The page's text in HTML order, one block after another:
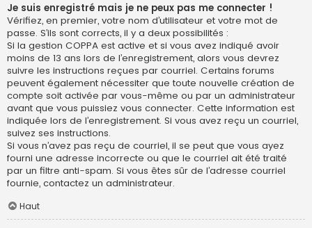
Je suis enregistré mais je ne peux pas me connecter !
Vérifiez, en premier, votre nom d’utilisateur et votre mot de
passe. S’ils sont corrects, il y a deux possibilités :
Si la gestion COPPA est active et si vous avez indiqué avoir
moins de 13 ans lors de l’enregistrement, alors vous devrez
suivre les instructions reçues par courriel. Certains forums
peuvent également nécessiter que toute nouvelle création de
compte soit activée par vous-même ou par un administrateur
avant que vous puissiez vous connecter. Cette information est
indiquée lors de l’enregistrement. Si vous avez reçu un courriel,
suivez ses instructions.
Si vous n’avez pas reçu de courriel, il se peut que vous ayez
fourni une adresse incorrecte ou que le courriel ait été traité
par un filtre anti-spam. Si vous êtes sûr de l’adresse courriel
fournie, contactez un administrateur.
Haut